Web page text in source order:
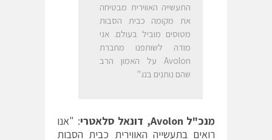
התעשייה האווירית מבטיחה
את מקומה כבית הסבות
מטוסים מוביל בעולם. אני
מודה לשותפנו מחברת
Avolon על האמון הרב
שהם נותנים בנו."
מנכ"ל Avolon, דונאל סלאטרי: "אנו
רואים בתעשייה האווירית כבית הסבות